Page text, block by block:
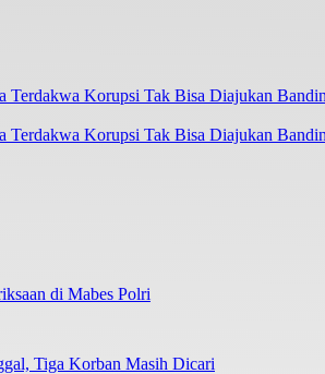
Terdakwa Korupsi Tak Bisa Diajukan
di Mabes Polri
Tiga Korban Masih Dicari